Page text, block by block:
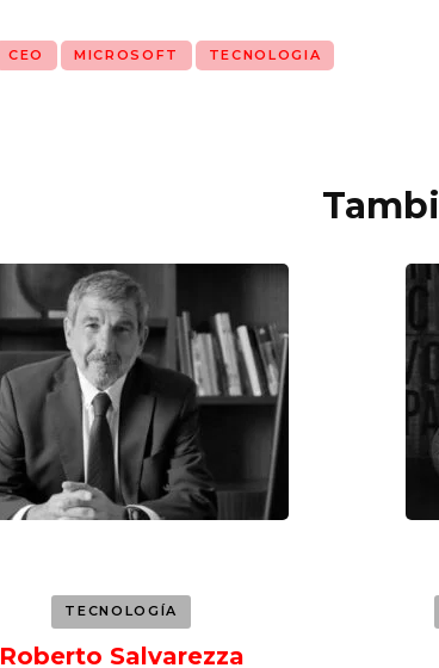
CEO MICROSOFT TECNOLOGIA
TECNOLOGÍA
Roberto Salvarezza